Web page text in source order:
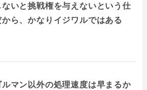
いと挑戦権を与えないという仕
ら、かなりイジワルではある
マン以外の処理速度は早まるか